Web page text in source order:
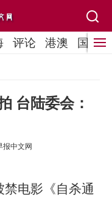
评论 港澳 国际
台陆委会：
报中文网
电影《自杀通